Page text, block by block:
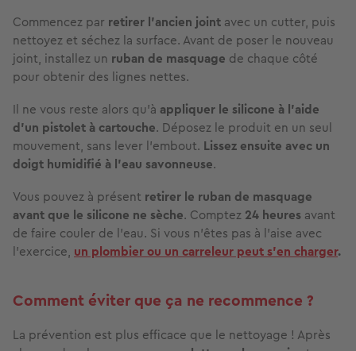
Commencez par retirer l’ancien joint avec un cutter, puis
nettoyez et séchez la surface. Avant de poser le nouveau
joint, installez un ruban de masquage de chaque côté
pour obtenir des lignes nettes.
Il ne vous reste alors qu’à appliquer le silicone à l’aide
d’un pistolet à cartouche. Déposez le produit en un seul
mouvement, sans lever l'embout. Lissez ensuite avec un
doigt humidifié à l'eau savonneuse.
Vous pouvez à présent retirer le ruban de masquage
avant que le silicone ne sèche. Comptez 24 heures avant
de faire couler de l'eau. Si vous n'êtes pas à l'aise avec
l'exercice, un plombier ou un carreleur peut s'en charger.
Comment éviter que ça ne recommence ?
La prévention est plus efficace que le nettoyage ! Après